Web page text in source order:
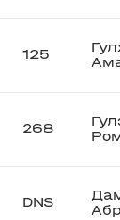
125
268
DNS